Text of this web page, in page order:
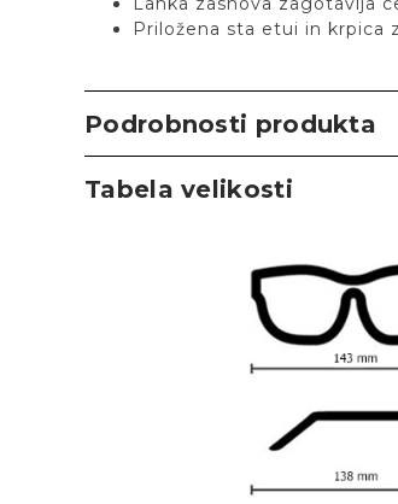
Priložena sta etui in krpica
Podrobnosti produkta
Tabela velikosti